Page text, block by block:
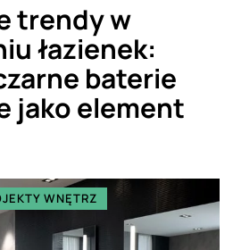
trendy w
łazienek:
baterie
jako element
WNĘTRZ